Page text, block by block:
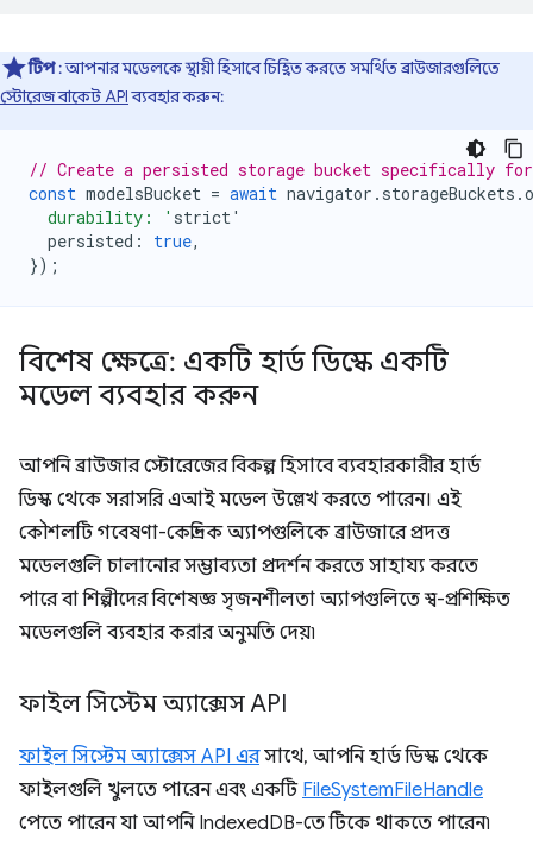
টিপ: আপনার মডেলকে স্থায়ী হিসাবে চিহ্নিত করতে সমর্থিত ব্রাউজারগুলিতে
স্টোরেজ বাকেট APIব্যবহার করুন:
// Create a persisted storage bucket specifically for
const modelsBucket = await navigator . storageBuckets .
  durability: '
strict'
persisted : true,
});
বিশেষ ক্ষেত্রে: একটি হার্ড ডিস্কে একটি
মডেল ব্যবহার করুন
আপনি ব্রাউজার স্টোরেজের বিকল্প হিসাবে ব্যবহারকারীর হার্ড
ডিস্ক থেকে সরাসরি এআই মডেল উল্লেখ করতে পারেন। এই
কৌশলটি গবেষণা-কেন্দ্রিক অ্যাপগুলিকে ব্রাউজারে প্রদত্ত
মডেলগুলি চালানোর সম্ভাব্যতা প্রদর্শন করতে সাহায্য করতে
পারে বা শিল্পীদের বিশেষজ্ঞ সৃজনশীলতা অ্যাপগুলিতে স্ব-প্রশিক্ষিত
মডেলগুলি ব্যবহার করার অনুমতি দেয়৷
ফাইল সিস্টেম অ্যাক্সেস API
ফাইল সিস্টেম অ্যাক্সেস API এরসাথে, আপনি হার্ড ডিস্ক থেকে
ফাইলগুলি খুলতে পারেন এবং একটি FileSystemFileHandle
পেতে পারেন যা আপনি IndexedDB-তে টিকে থাকতে পারেন৷